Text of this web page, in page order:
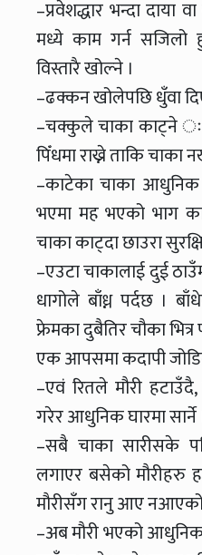
–प्रवेशद्धार भन्दा दाया
मध्ये काम गर्न
विस्तारै खोल्ने ।
–ढक्कन खोलेपछि धुँवा
–चक्कुले चाका काट्ने ः
पिँधमा राख्ने ताकि चाका
–काटेका चाका
भएमा मह भएको भाग
चाका काट्दा छाउरा
–एउटा चाकालाई दुई
धागोले बाँध्न पर्दछ ।
फ्रेमका दुबैतिर चौका भित्र
एक आपसमा कदापी
–एवं रितले मौरी
गरेर आधुनिक घारमा सार्ने
–सबै चाका सारीसके
लगाएर बसेको मौरीहरु
मौरीसँग रानु आए नआएको
–अब मौरी भएको आधुनिक